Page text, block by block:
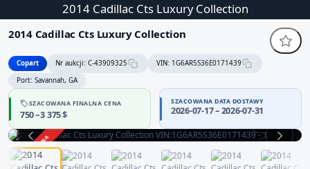
2014 Cadillac Cts Luxury Collection
2014 Cadillac Cts Luxury Collection
Copart Nr aukcji: C-43909325
VIN: 1G6AR5S36E0171439
Port: Savannah, GA
SZACOWANA FINALNA CENA
750 – 3 375 $
SZACOWANA DATA DOSTAWY
2026-07-17 – 2026-07-31
ZAKOŃCZONA